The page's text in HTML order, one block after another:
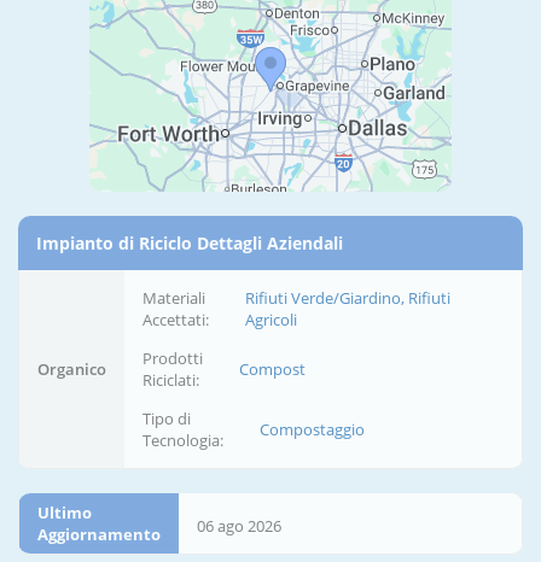
Impianto di Riciclo Dettagli Aziendali
Organico
Materiali
Accettati:
Rifiuti Verde/Giardino, Rifiuti
Agricoli
Prodotti
Riciclati:
Compost
Tipo di
Tecnologia:
Compostaggio
Ultimo
Aggiornamento
06 ago 2026